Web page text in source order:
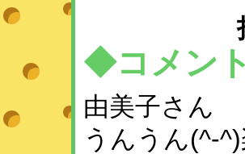
◆コメント
由美子さん
うんうん(^-